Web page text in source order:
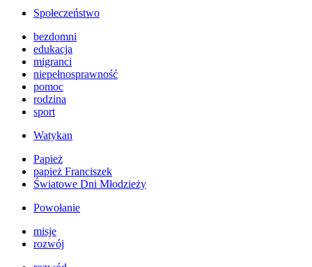
Społeczeństwo
bezdomni
edukacja
migranci
niepełnosprawność
pomoc
rodzina
sport
Watykan
Papież
papież Franciszek
Światowe Dni Młodzieży
Powołanie
misje
rozwój